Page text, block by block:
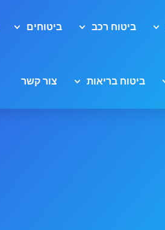
ביטוח רכב ביטוחים
ביטוח בריאות צור קשר